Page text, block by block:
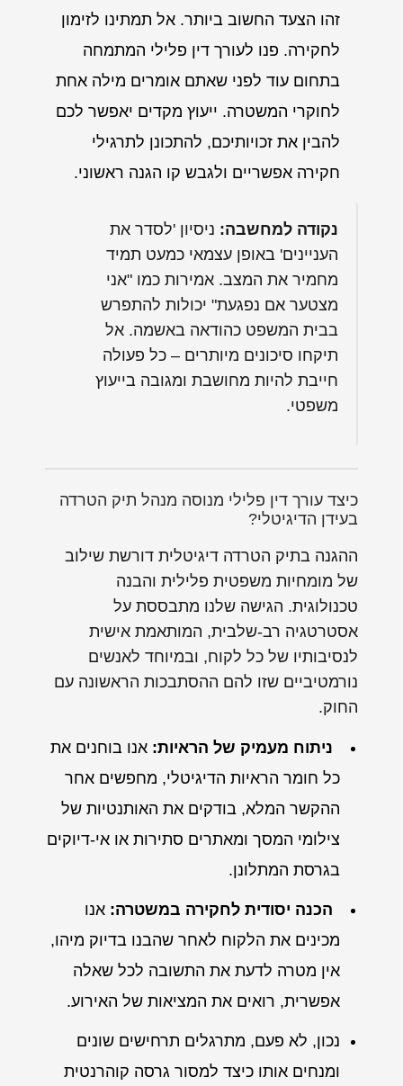
זהו הצעד החשוב ביותר. אל תמתינו לזימון
לחקירה. פנו לעורך דין פלילי המתמחה
בתחום עוד לפני שאתם אומרים מילה אחת
לחוקרי המשטרה. ייעוץ מקדים יאפשר לכם
להבין את זכויותיכם, להתכונן לתרגילי
חקירה אפשריים ולגבש קו הגנה ראשוני.
נקודה למחשבה: ניסיון 'לסדר את
העניינים' באופן עצמאי כמעט תמיד
מחמיר את המצב. אמירות כמו "אני
מצטער אם נפגעת" יכולות להתפרש
בבית המשפט כהודאה באשמה. אל
תיקחו סיכונים מיותרים – כל פעולה
חייבת להיות מחושבת ומגובה בייעוץ
משפטי.
כיצד עורך דין פלילי מנוסה מנהל תיק הטרדה
בעידן הדיגיטלי?
ההגנה בתיק הטרדה דיגיטלית דורשת שילוב
של מומחיות משפטית פלילית והבנה
טכנולוגית. הגישה שלנו מתבססת על
אסטרטגיה רב-שלבית, המותאמת אישית
לנסיבותיו של כל לקוח, ובמיוחד לאנשים
נורמטיביים שזו להם ההסתבכות הראשונה עם
החוק.
ניתוח מעמיק של הראיות: אנו בוחנים את
כל חומר הראיות הדיגיטלי, מחפשים אחר
ההקשר המלא, בודקים את האותנטיות של
צילומי המסך ומאתרים סתירות או אי-דיוקים
בגרסת המתלונן.
הכנה יסודית לחקירה במשטרה: אנו
מכינים את הלקוח לאחר שהבנו בדיוק מיהו,
אין מטרה לדעת את התשובה לכל שאלה
אפשרית, רואים את המציאות של האירוע.
נכון, לא פעם, מתרגלים תרחישים שונים
ומנחים אותו כיצד למסור גרסה קוהרנטית